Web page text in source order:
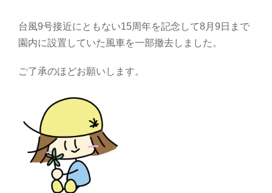
台風9号接近にともない15周年を記念して8月9日まで
園内に設置していた風車を一部撤去しました。
ご了承のほどお願いします。